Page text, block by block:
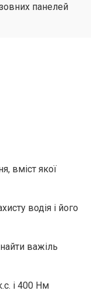
панелей
вміст якої
водія і його
важіль
і 400 Нм